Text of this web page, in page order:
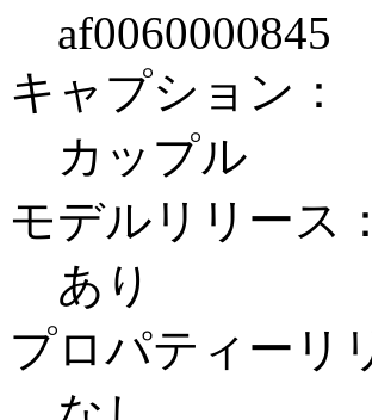
af0060000845
キャプション：
カップル
モデルリリース：
あり
プロパティーリ